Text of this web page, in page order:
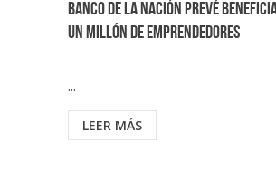
Banco de la Nación prevé
un millón de emprendedores
...
LEER MÁS